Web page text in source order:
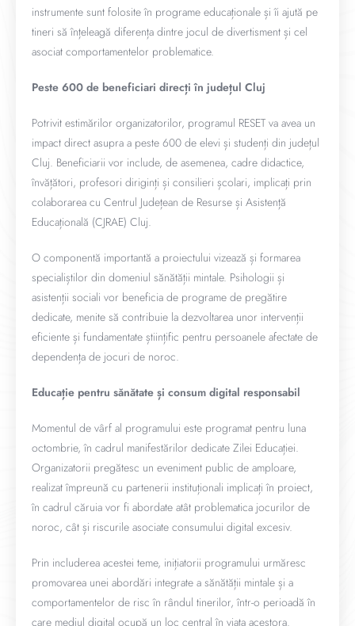
instrumente sunt folosite în programe educaționale și îi ajută pe
tineri să înțeleagă diferența dintre jocul de divertisment și cel
asociat comportamentelor problematice.
Peste 600 de beneficiari direcți în județul Cluj
Potrivit estimărilor organizatorilor, programul RESET va avea un
impact direct asupra a peste 600 de elevi și studenți din județul
Cluj. Beneficiarii vor include, de asemenea, cadre didactice,
învățători, profesori diriginți și consilieri școlari, implicați prin
colaborarea cu Centrul Județean de Resurse și Asistență
Educațională (CJRAE) Cluj.
O componentă importantă a proiectului vizează și formarea
specialiștilor din domeniul sănătății mintale. Psihologii și
asistenții sociali vor beneficia de programe de pregătire
dedicate, menite să contribuie la dezvoltarea unor intervenții
eficiente și fundamentate științific pentru persoanele afectate de
dependența de jocuri de noroc.
Educație pentru sănătate și consum digital responsabil
Momentul de vârf al programului este programat pentru luna
octombrie, în cadrul manifestărilor dedicate Zilei Educației.
Organizatorii pregătesc un eveniment public de amploare,
realizat împreună cu partenerii instituționali implicați în proiect,
în cadrul căruia vor fi abordate atât problematica jocurilor de
noroc, cât și riscurile asociate consumului digital excesiv.
Prin includerea acestei teme, inițiatorii programului urmăresc
promovarea unei abordări integrate a sănătății mintale și a
comportamentelor de risc în rândul tinerilor, într-o perioadă în
care mediul digital ocupă un loc central în viața acestora.